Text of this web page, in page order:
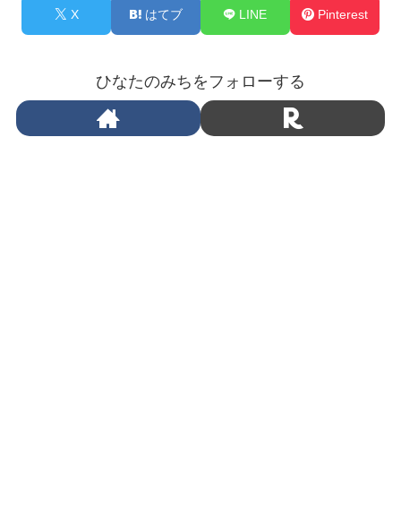
X はてブ LINE Pinterest
ひなたのみちをフォローする